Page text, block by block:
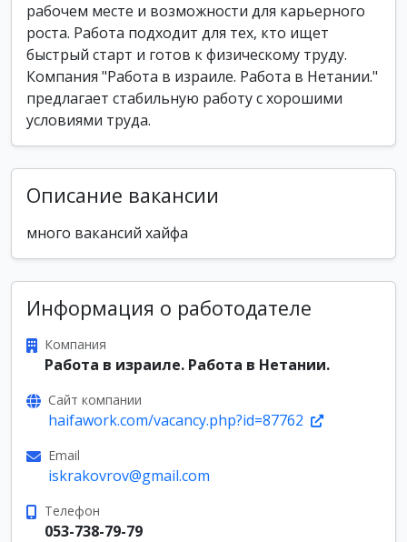
рабочем месте и возможности для карьерного
роста. Работа подходит для тех, кто ищет
быстрый старт и готов к физическому труду.
Компания "Работа в израиле. Работа в Нетании."
предлагает стабильную работу с хорошими
условиями труда.
Описание вакансии
много вакансий хайфа
Информация о работодателе
Компания
Работа в израиле. Работа в Нетании.
Сайт компании
haifawork.com/vacancy.php?id=87762
Email
iskrakovrov@gmail.com
Телефон
053-738-79-79